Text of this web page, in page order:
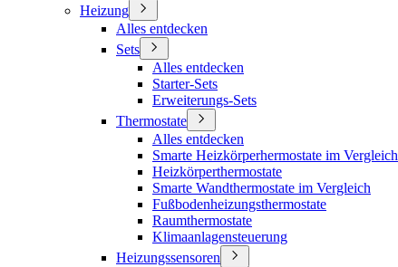
Heizung
Alles entdecken
Sets
Alles entdecken
Starter-Sets
Erweiterungs-Sets
Thermostate
Alles entdecken
Smarte Heizkörperhermostate im Vergleich
Heizkörperthermostate
Smarte Wandthermostate im Vergleich
Fußbodenheizungsthermostate
Raumthermostate
Klimaanlagensteuerung
Heizungssensoren